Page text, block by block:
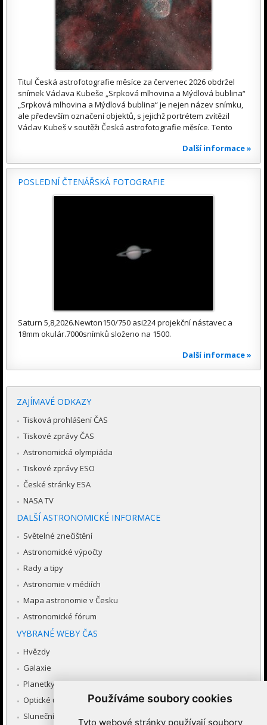
Používáme soubory cookies
Tyto webové stránky používají soubory
Titul Česká astrofotografie měsíce za červenec 2026 obdržel
snímek Václava Kubeše „Srpková mlhovina a Mýdlová bublina“
„Srpková mlhovina a Mýdlová bublina“ je nejen název snímku,
ale především označení objektů, s jejichž portrétem zvítězil
Václav Kubeš v soutěži Česká astrofotografie měsíce. Tento
Další informace »
POSLEDNÍ ČTENÁŘSKÁ FOTOGRAFIE
Saturn 5,8,2026.Newton150/750 asi224 projekční nástavec a
18mm okulár.7000snímků složeno na 1500.
Další informace »
ZAJÍMAVÉ ODKAZY
Tisková prohlášení ČAS
Tiskové zprávy ČAS
Astronomická olympiáda
Tiskové zprávy ESO
České stránky ESA
NASA TV
DALŠÍ ASTRONOMICKÉ INFORMACE
Světelné znečištění
Astronomické výpočty
Rady a tipy
Astronomie v médiích
Mapa astronomie v Česku
Astronomické fórum
VYBRANÉ WEBY ČAS
Hvězdy
Galaxie
Planetky
Optické úkazy v atmosféře
Sluneční soustava